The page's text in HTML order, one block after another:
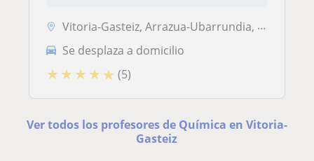
Vitoria-Gasteiz, Arrazua-Ubarrundia, Elburgo - Burgelu, Iruraiz-Gauna
Se desplaza a domicilio
★ ★ ★ ★ ★ (5)
Ver todos los profesores de Química en Vitoria-
Gasteiz